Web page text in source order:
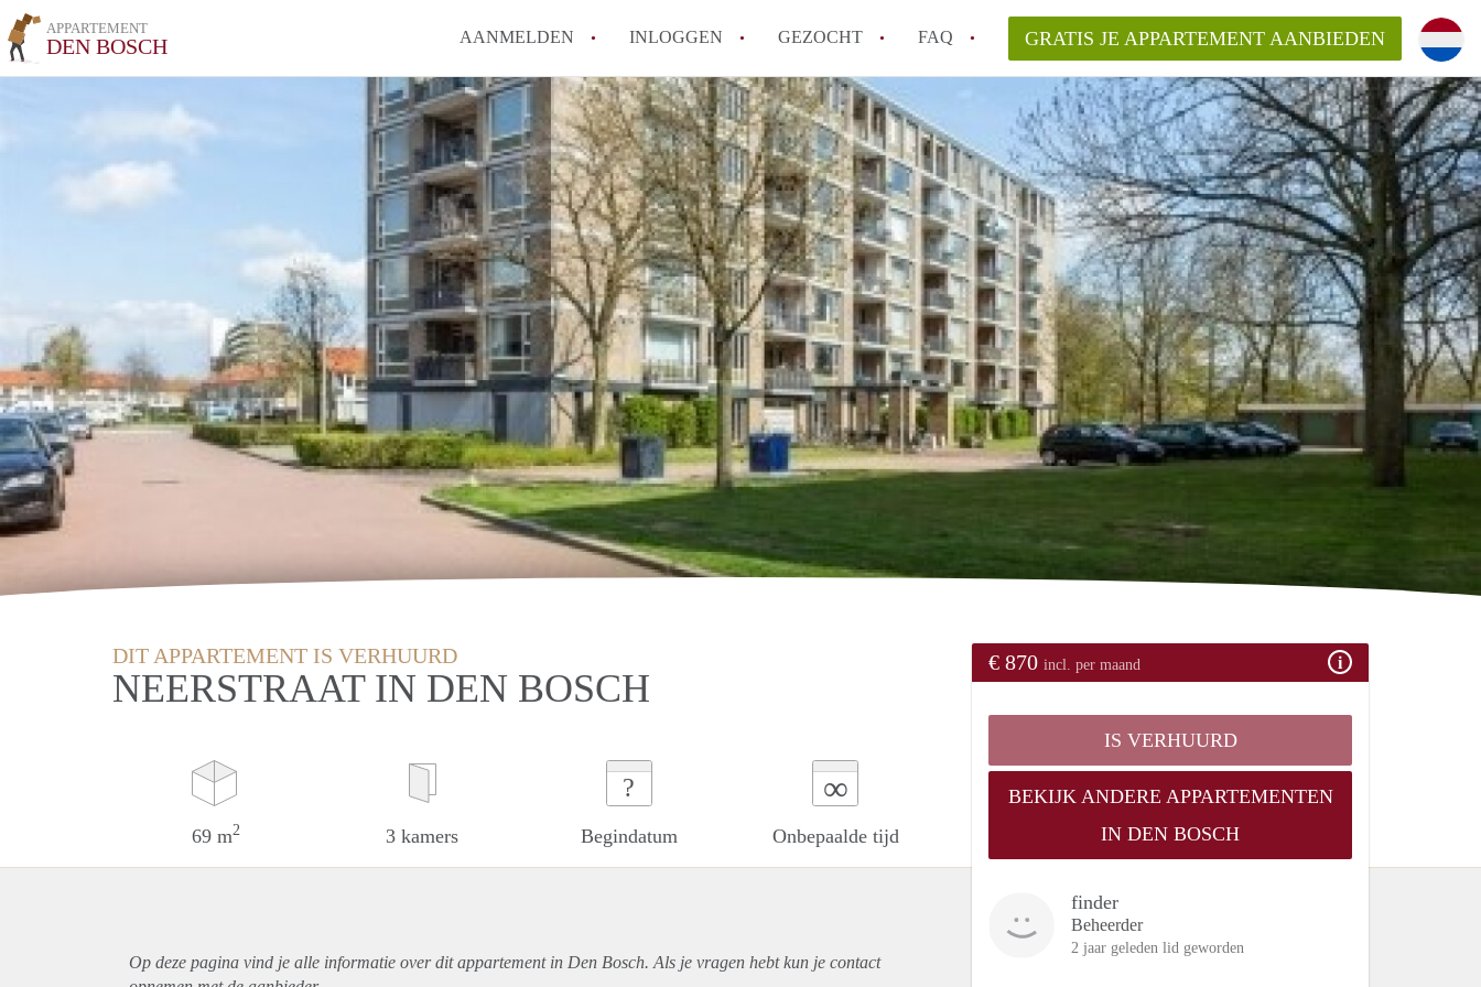
APPARTEMENT
DEN BOSCH AANMELDEN INLOGGEN GEZOCHT FAQ
How to translate AppartementDenBosch!
Wat is AppartementDenBosch?
Hoeveel kost het om te reageren op een Appartement in Den Bosch?
Wat is de privacyverklaring van AppartementDenBosch?
Berekent AppartementDenBosch
makelaarsvergoeding/bemiddelingsvergoeding?
Alle veelgestelde vragen
GRATIS JE APPARTEMENT AANBIEDEN
DIT APPARTEMENT IS VERHUURD
NEERSTRAAT IN DEN BOSCH
69 m2 3 kamers
?
Begindatum
∞
Onbepaalde tijd
€ 870 incl. per maand
IS VERHUURD
BEKIJK ANDERE APPARTEMENTEN
IN DEN BOSCH
finder
Beheerder
2 jaar geleden lid geworden
Op deze pagina vind je alle informatie over ditappartementin Den Bosch. Als je vragen hebt kun je contact